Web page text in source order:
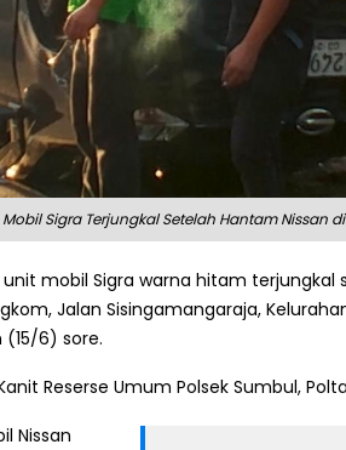
Mobil Sigra Terjungkal Setelah Hantam Nissan
unit mobil Sigra warna hitam
Jalan Sisingamangaraja,
(15/6) sore.
Reserse Umum Polsek Sumbul,
Nissan